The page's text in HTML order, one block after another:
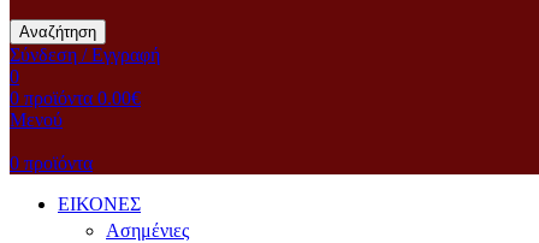
Αναζήτηση
Σύνδεση / Εγγραφή
0
0 προϊόντα 0.00€
Μενού
0 προϊόντα
ΕΙΚΟΝΕΣ
Ασημένιες